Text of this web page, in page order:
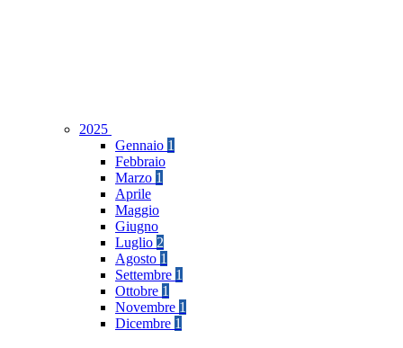
2025
Gennaio 1
Febbraio
Marzo 1
Aprile
Maggio
Giugno
Luglio 2
Agosto 1
Settembre 1
Ottobre 1
Novembre 1
Dicembre 1